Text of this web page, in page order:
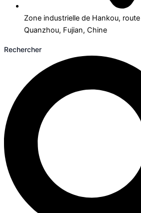
Zone industrielle de Hankou,
Quanzhou, Fujian, Chine
Rechercher